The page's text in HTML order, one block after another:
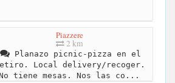
Piazzere
2 km
Planazo picnic-pizza en el
Local delivery/recoger.
tiene mesas. Nos las co...